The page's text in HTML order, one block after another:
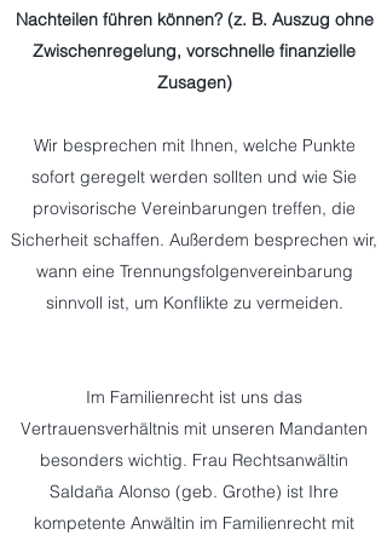
Nachteilen führen können? (z. B. Auszug ohne
Zwischenregelung, vorschnelle finanzielle
Zusagen)
Wir besprechen mit Ihnen, welche Punkte
sofort geregelt werden sollten und wie Sie
provisorische Vereinbarungen treffen, die
Sicherheit schaffen. Außerdem besprechen wir,
wann eine Trennungsfolgenvereinbarung
sinnvoll ist, um Konflikte zu vermeiden.
Im Familienrecht ist uns das
Vertrauensverhältnis mit unseren Mandanten
besonders wichtig. Frau Rechtsanwältin
Saldaña Alonso (geb. Grothe) ist Ihre
kompetente Anwältin im Familienrecht mit